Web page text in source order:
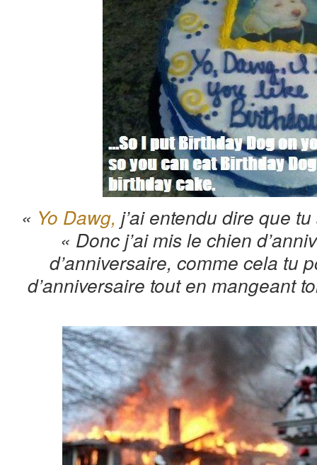
« Yo Dawg, j’ai entendu dire que
« Donc j’ai mis le chien
d’anniversaire, comme cela tu
d’anniversaire tout en mangeant